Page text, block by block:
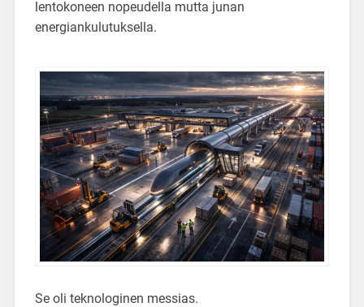
lentokoneen nopeudella mutta junan
energiankulutuksella.
Se oli teknologinen messias.